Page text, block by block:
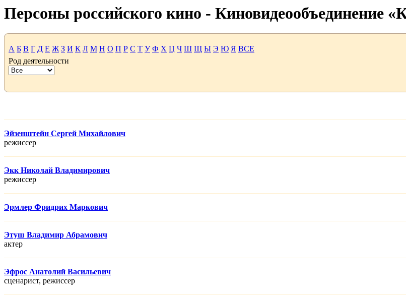
Персоны российского кино - Киновидеообъединение
А Б В Г Д Е Ж З И К Л М Н О П Р С Т У Ф Х Ц Ч Ш Щ Ы Э Ю Я ВСЕ
Род деятельности
Эйзенштейн Сергей Михайлович
режисcер
Экк Николай Владимирович
режисcер
Эрмлер Фридрих Маркович
Этуш Владимир Абрамович
актер
Эфрос Анатолий Васильевич
сценарист, режисcер